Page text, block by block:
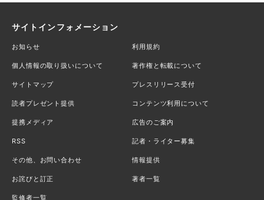
サイトインフォメーション
お知らせ 利用規約
個人情報の取り扱いについて 著作権と転載について
サイトマップ プレスリリース受付
読者プレゼント提供 コンテンツ利用について
提携メディア 広告のご案内
RSS 記者・ライター募集
その他、お問い合わせ 情報提供
お詫びと訂正 著者一覧
監修者一覧